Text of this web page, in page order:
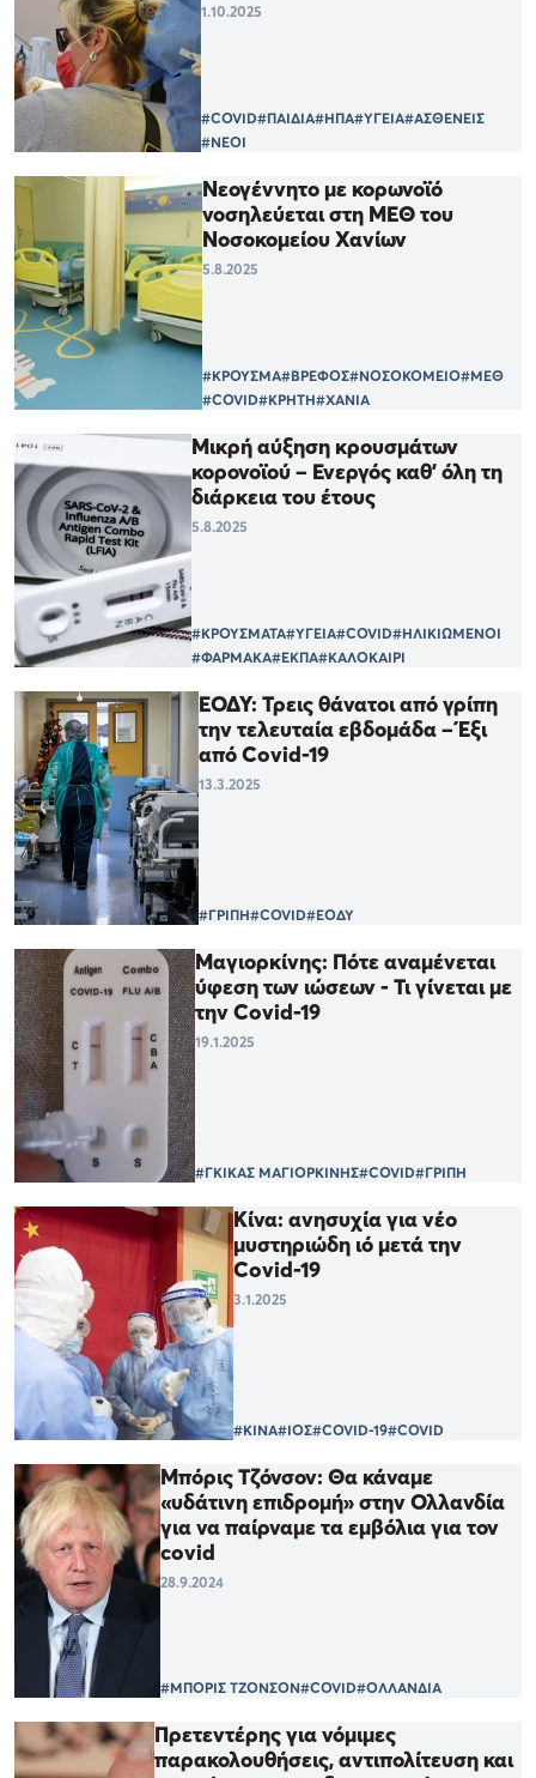
1.10.2025
#COVID#ΠΑΙΔΙΑ#ΗΠΑ#ΥΓΕΙΑ#ΑΣΘΕΝΕΙΣ
#ΝΕΟΙ
Νεογέννητο με κορωνοϊό
νοσηλεύεται στη ΜΕΘ του
Νοσοκομείου Χανίων
5.8.2025
#ΚΡΟΥΣΜΑ#ΒΡΕΦΟΣ#ΝΟΣΟΚΟΜΕΙΟ#ΜΕΘ
#COVID#ΚΡΗΤΗ#ΧΑΝΙΑ
Μικρή αύξηση κρουσμάτων
κορονοϊού – Ενεργός καθ’ όλη τη
διάρκεια του έτους
5.8.2025
#ΚΡΟΥΣΜΑΤΑ#ΥΓΕΙΑ#COVID#ΗΛΙΚΙΩΜΕΝΟΙ
#ΦΑΡΜΑΚΑ#ΕΚΠΑ#ΚΑΛΟΚΑΙΡΙ
ΕΟΔΥ: Τρεις θάνατοι από γρίπη
την τελευταία εβδομάδα – Έξι
από Covid-19
13.3.2025
#ΓΡΙΠΗ#COVID#ΕΟΔΥ
Μαγιορκίνης: Πότε αναμένεται
ύφεση των ιώσεων - Τι γίνεται με
την Covid-19
19.1.2025
#ΓΚΙΚΑΣ ΜΑΓΙΟΡΚΙΝΗΣ#COVID#ΓΡΙΠΗ
Κίνα: ανησυχία για νέο
μυστηριώδη ιό μετά την
Covid-19
3.1.2025
#ΚΙΝΑ#ΙΟΣ#COVID-19#COVID
Μπόρις Τζόνσον: Θα κάναμε
«υδάτινη επιδρομή» στην Ολλανδία
για να παίρναμε τα εμβόλια για τον
covid
28.9.2024
#ΜΠΟΡΙΣ ΤΖΟΝΣΟΝ#COVID#ΟΛΛΑΝΔΙΑ
Πρετεντέρης για νόμιμες
παρακολουθήσεις, αντιπολίτευση και